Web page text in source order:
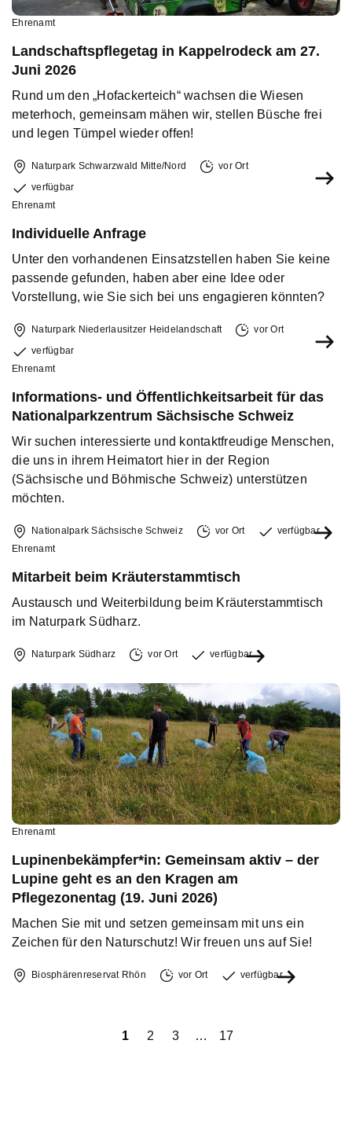
Ehrenamt
Landschaftspflegetag in Kappelrodeck am 27.
Juni 2026
Rund um den „Hofackerteich“ wachsen die Wiesen
meterhoch, gemeinsam mähen wir, stellen Büsche frei
und legen Tümpel wieder offen!
Naturpark Schwarzwald Mitte/Nord
vor Ort
verfügbar
Ehrenamt
Individuelle Anfrage
Unter den vorhandenen Einsatzstellen haben Sie keine
passende gefunden, haben aber eine Idee oder
Vorstellung, wie Sie sich bei uns engagieren könnten?
Naturpark Niederlausitzer Heidelandschaft
vor Ort
verfügbar
Ehrenamt
Informations- und Öffentlichkeitsarbeit für das
Nationalparkzentrum Sächsische Schweiz
Wir suchen interessierte und kontaktfreudige Menschen,
die uns in ihrem Heimatort hier in der Region
(Sächsische und Böhmische Schweiz) unterstützen
möchten.
Nationalpark Sächsische Schweiz vor Ort
verfügbar
Ehrenamt
Mitarbeit beim Kräuterstammtisch
Austausch und Weiterbildung beim Kräuterstammtisch
im Naturpark Südharz.
Naturpark Südharz vor Ort verfügbar
Ehrenamt
Lupinenbekämpfer*in: Gemeinsam aktiv – der
Lupine geht es an den Kragen am
Pflegezonentag (19. Juni 2026)
Machen Sie mit und setzen gemeinsam mit uns ein
Zeichen für den Naturschutz! Wir freuen uns auf Sie!
Biosphärenreservat Rhön vor Ort verfügbar
1 2 3 … 17